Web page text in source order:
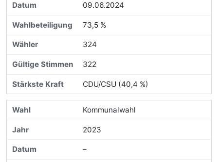
09.06.2024
73,5 %
324
322
CDU/CSU (40,4 %)
Kommunalwahl
2023
–